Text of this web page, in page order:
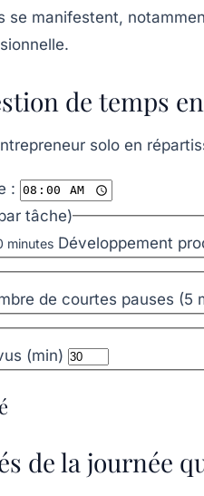
se manifestent,
de temps
solo en
:
tâche)
minutes Développement
de courtes pauses (5
(min)
de la journée